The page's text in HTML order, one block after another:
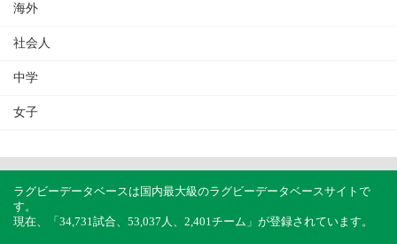
海外
社会人
中学
女子
ラグビーデータベースは国内最大級のラグビーデータベースサイトで
す。
現在、「34,731試合、53,037人、2,401チーム」が登録されています。